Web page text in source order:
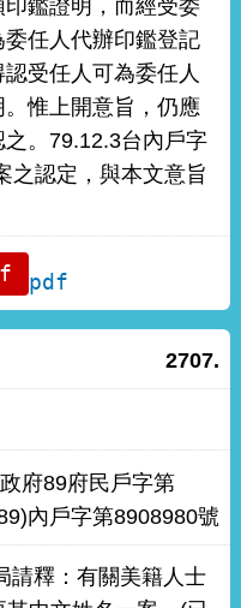
鑑證明，而經受委
任人代辦印鑑登記
受任人可為委任人
惟上開意旨，仍應
。79.12.3台內戶字
之認定，與本文意旨
pdf
2707.
府89府民戶字第
內戶字第8908980號
請釋：有關美籍人士